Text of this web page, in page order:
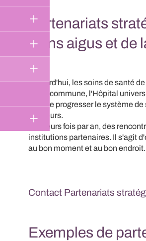
Partenariats
soins aigus et de
Aujourd'hui, les soins de santé
santé commune, l'Hôpital
de faire progresser le système
meilleurs.
Plusieurs fois par an, des
institutions partenaires. Il s'agit
au bon moment et au bon endroit.
Contact Partenariats
Exemples de